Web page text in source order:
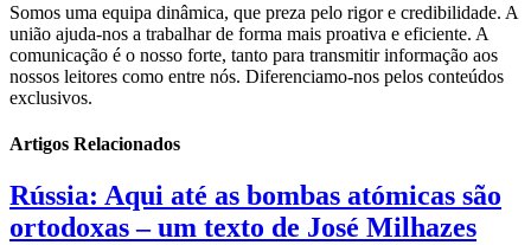
Somos uma equipa dinâmica, que preza pelo rigor e credibilidade. A
união ajuda-nos a trabalhar de forma mais proativa e eficiente. A
comunicação é o nosso forte, tanto para transmitir informação aos
nossos leitores como entre nós. Diferenciamo-nos pelos conteúdos
exclusivos.
Artigos Relacionados
Rússia: Aqui até as bombas atómicas são
ortodoxas – um texto de José Milhazes